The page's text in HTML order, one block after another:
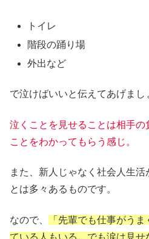
トイレ
階段の踊り場
外出など
で泣けばいいと伝えてあげまし
泣くことを見せることは相手の
ことをわかってもらう感じ。
また、新人じゃなく社会人生
とは多々あるものです。
なので、
「先輩でも仕事がう
ている人もいる。でも涙は見せ